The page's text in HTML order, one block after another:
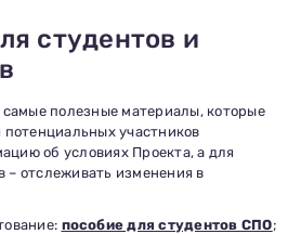
студентов и
полезные материалы, которые
участников
об условиях Проекта, а для
отслеживать изменения в
пособие для студентов СПО;